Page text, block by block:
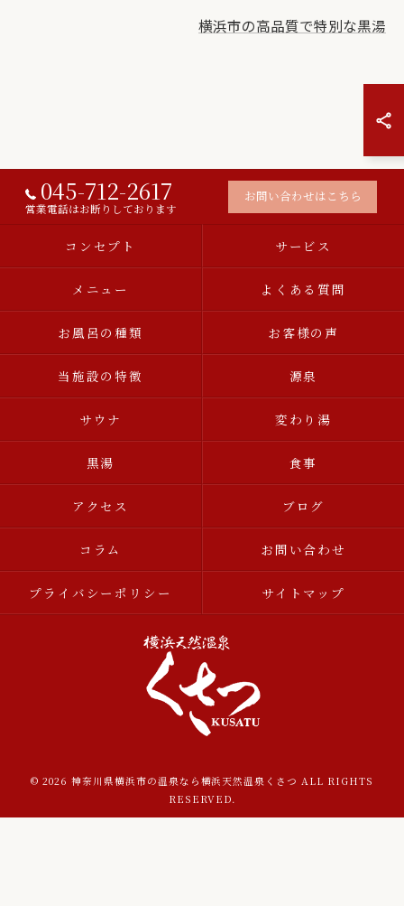
横浜市の高品質で特別な黒湯
045-712-2617
営業電話はお断りしております
お問い合わせはこちら
コンセプト サービス
メニュー よくある質問
お風呂の種類 お客様の声
当施設の特徴 源泉
サウナ 変わり湯
黒湯 食事
アクセス ブログ
コラム お問い合わせ
プライバシーポリシー サイトマップ
© 2026 神奈川県横浜市の温泉なら横浜天然温泉くさつ ALL RIGHTS
RESERVED.